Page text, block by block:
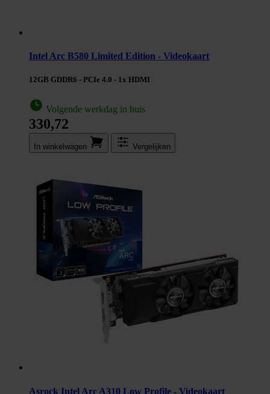
Intel Arc B580 Limited Edition - Videokaart
12GB GDDR6 - PCIe 4.0 - 1x HDMI
Volgende werkdag in huis
330,72
In winkel­wagen Vergelijken
Asrock Intel Arc A310 Low Profile - Videokaart